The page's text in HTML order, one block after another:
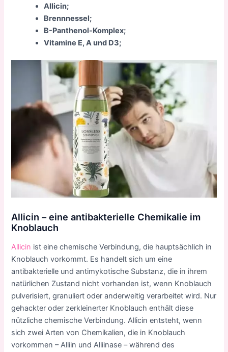
Allicin;
Brennnessel;
B-Panthenol-Komplex;
Vitamine E, A und D3;
Allicin – eine antibakterielle Chemikalie im
Knoblauch
Allicin ist eine chemische Verbindung, die hauptsächlich in
Knoblauch vorkommt. Es handelt sich um eine
antibakterielle und antimykotische Substanz, die in ihrem
natürlichen Zustand nicht vorhanden ist, wenn Knoblauch
pulverisiert, granuliert oder anderweitig verarbeitet wird. Nur
gehackter oder zerkleinerter Knoblauch enthält diese
nützliche chemische Verbindung. Allicin entsteht, wenn
sich zwei Arten von Chemikalien, die in Knoblauch
vorkommen – Alliin und Alliinase – während des